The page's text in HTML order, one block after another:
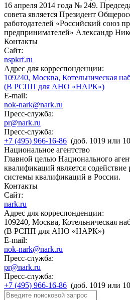
16 апреля 2014 года № 249.
совета является Президент
работодателей «Российский союз
предпринимателей» Александр
Контакты
Сайт:
nspkrf.ru
Адрес для корреспонденции:
109240, Москва, Котельническая
(В РСПП для АНО «НАРК»)
E-mail:
nok-nark@nark.ru
Пресс-служба:
pr@nark.ru
Пресс-служба:
+7 (495) 966-16-86 (доб. 1019 или
Национальное агентство
Главной целью Национального
квалификаций является
системы квалификаций в России.
Контакты
Сайт:
nark.ru
Адрес для корреспонденции:
109240, Москва, Котельническая
(В РСПП для АНО «НАРК»)
E-mail:
nok-nark@nark.ru
Пресс-служба:
pr@nark.ru
Пресс-служба:
+7 (495) 966-16-86 (доб. 1019 или